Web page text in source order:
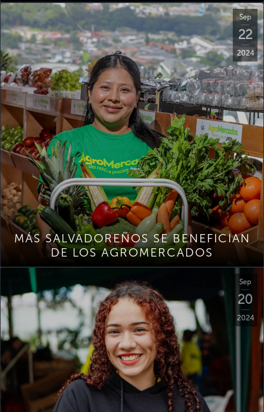
Sep
22
2024
MÁS SALVADOREÑOS SE BENEFICIAN
DE LOS AGROMERCADOS
Sep
20
2024